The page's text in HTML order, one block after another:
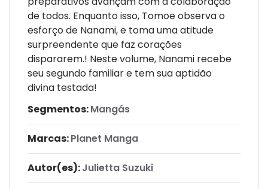
de todos. Enquanto isso, Tomoe observa o
esforço de Nanami, e toma uma atitude
surpreendente que faz corações
dispararem.! Neste volume, Nanami recebe
seu segundo familiar e tem sua aptidão
divina testada!
Segmentos:Mangás
Marcas:Planet Manga
Autor(es):Julietta Suzuki